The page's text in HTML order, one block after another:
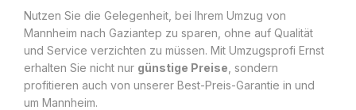
Nutzen Sie die Gelegenheit, bei Ihrem Umzug von
Mannheim nach Gaziantep zu sparen, ohne auf Qualität
und Service verzichten zu müssen. Mit Umzugsprofi Ernst
erhalten Sie nicht nur günstige Preise , sondern
profitieren auch von unserer Best-Preis-Garantie in und
um Mannheim.